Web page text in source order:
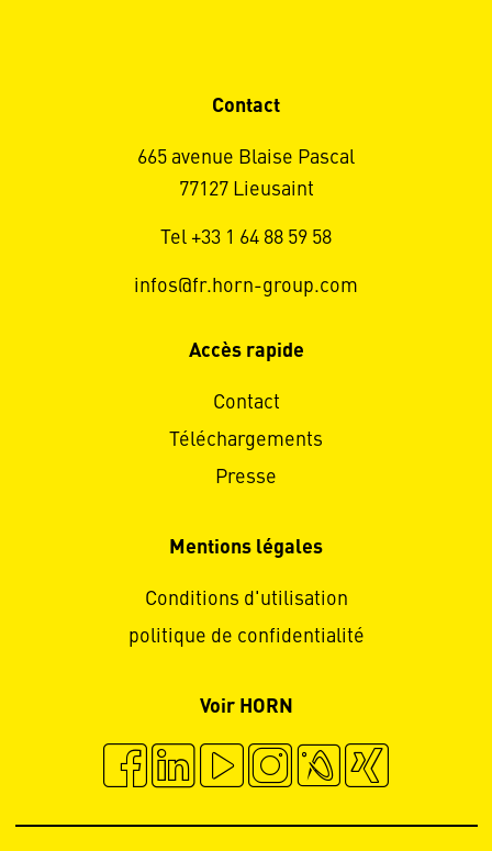
Contact
665 avenue Blaise Pascal
77127 Lieusaint
Tel +33 1 64 88 59 58
infos@fr.horn-group.com
Accès rapide
Contact
Téléchargements
Presse
Mentions légales
Conditions d'utilisation
politique de confidentialité
Voir HORN